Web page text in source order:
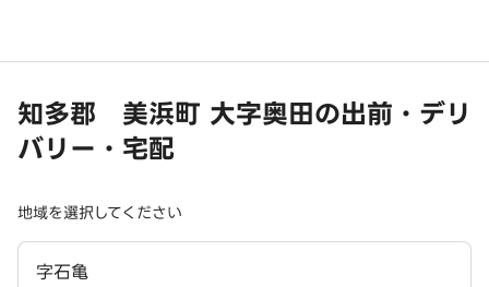
知多郡 美浜町 大字奥田の出前・デリ
バリー・宅配
地域を選択してください
字石亀